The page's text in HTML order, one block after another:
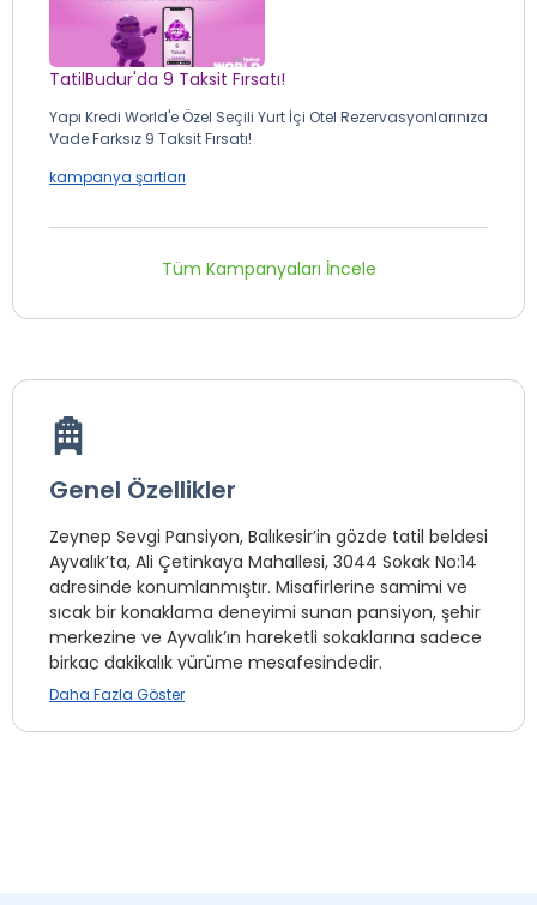
TatilBudur'da 9 Taksit Fırsatı!
Yapı Kredi World'e Özel Seçili Yurt İçi Otel Rezervasyonlarınıza
Vade Farksız 9 Taksit Fırsatı!
kampanya şartları
Tüm Kampanyaları İncele
Genel Özellikler
Zeynep Sevgi Pansiyon, Balıkesir’in gözde tatil beldesi
Ayvalık’ta, Ali Çetinkaya Mahallesi, 3044 Sokak No:14
adresinde konumlanmıştır. Misafirlerine samimi ve
sıcak bir konaklama deneyimi sunan pansiyon, şehir
merkezine ve Ayvalık’ın hareketli sokaklarına sadece
birkaç dakikalık yürüme mesafesindedir.
Daha Fazla Göster